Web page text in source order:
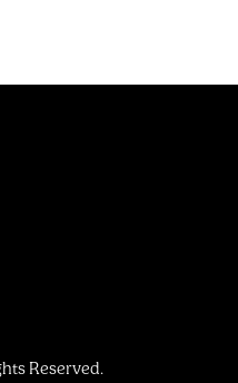
Reserved.